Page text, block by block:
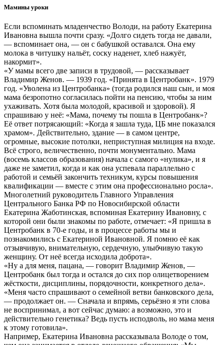
Мамины уроки
Если вспоминать младенчество Володи, на работу Екатерина
Ивановна вышла почти сразу. «Долго сидеть тогда не давали,
— вспоминает она, — он с бабушкой оставался. Она ему
молока в читушку нальёт, соску наденет, хлеб нажуёт,
накормит».
«У мамы всего две записи в трудовой, — рассказывает
Владимир Женов. — 1939 год. «Принята в Центробанк». 1979
год. «Уволена из Центробанка» (тогда родился наш сын, и моя
мама безропотно согласилась пойти на пенсию, чтобы за ним
ухаживать. Хотя была молодой, красивой и здоровой). Я
спрашиваю у неё: «Мама, почему ты пошла в Центробанк»?
Её ответ потрясающий: «Когда я зашла туда, ЦБ мне показался
храмом». Действительно, здание — в самом центре,
огромные, высокие потолки, неприступная милиция на входе.
Всё строго, величественно, почти монументально. Мама
(восемь классов образования) начала с самого «нулика», и я
даже не заметил, когда и как она успевала параллельно с
работой и семьёй закончить техникум, курсы повышения
квалификации — вместе с этим она профессионально росла».
Многолетний руководитель Главного Управления
Центрального Банка РФ по Новосибирской области
Екатерина Жаботинская, вспоминая Екатерину Ивановну, с
которой они были знакомы по работе, отмечает: «Я пришла в
Центробанк в 70-е годы, и в процессе работы мы и
познакомились с Екатериной Ивановной. Я помню её как
отзывчивую, внимательную, сердечную, улыбчивую такую
женщину. От неё всегда исходила доброта».
«Ну а для меня, пацана, — говорит Владимир Женов, —
Центробанк был тогда и остался до сих пор олицетворением
жёсткости, дисциплины, порядочности, конкретного дела».
«Меня часто спрашивают о семейной ветви банковского дела,
— продолжает он. — Сначала и впрямь, серьёзно я эти слова
не воспринимал, а вот сейчас думаю: а возможно, это и
действительно генетика? Ведь пусть исподволь, но мама меня
к этому готовила».
Например, Екатерина Ивановна рассказывала Володе о том,